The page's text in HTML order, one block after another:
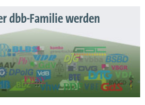
dbb-Familie werden